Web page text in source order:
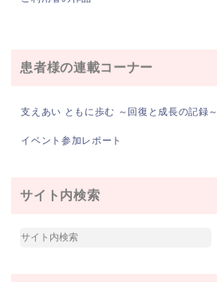
患者様の連載コーナー
支えあい ともに歩む ～回復と成長の記録～
イベント参加レポート
サイト内検索